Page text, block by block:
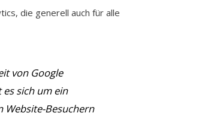
die generell auch für alle
von Google
sich um ein
Website-Besuchern